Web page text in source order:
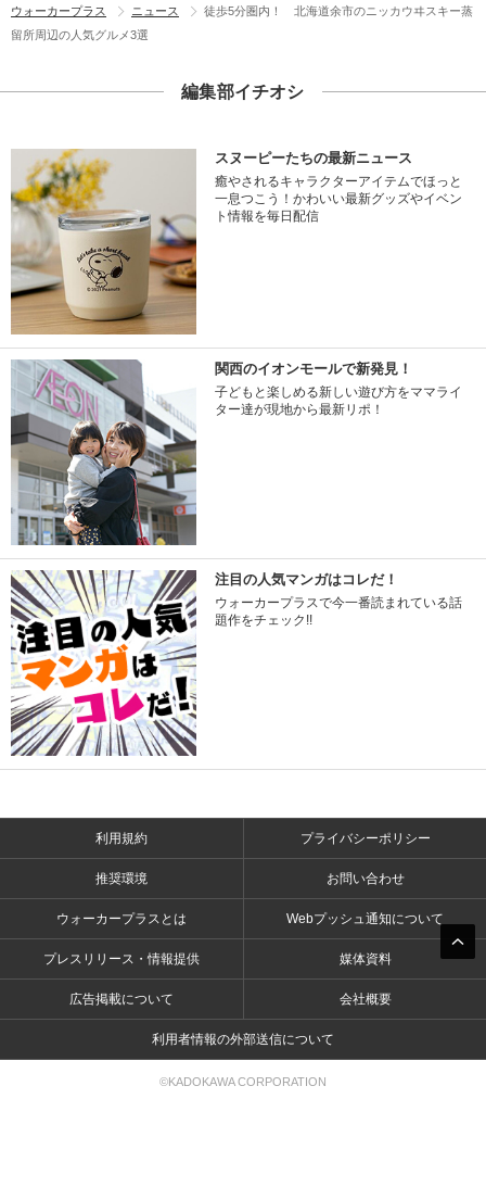
ウォーカープラス ニュース
徒歩5分圏内！ 北海道余市のニッカウヰスキー蒸
留所周辺の人気グルメ3選
編集部イチオシ
スヌーピーたちの最新ニュース
癒やされるキャラクターアイテムでほっと
一息つこう！かわいい最新グッズやイベン
ト情報を毎日配信
関西のイオンモールで新発見！
子どもと楽しめる新しい遊び方をママライ
ター達が現地から最新リポ！
注目の人気マンガはコレだ！
ウォーカープラスで今一番読まれている話
題作をチェック!!
利用規約 プライバシーポリシー
推奨環境 お問い合わせ
ウォーカープラスとは Webプッシュ通知について
プレスリリース・情報提供 媒体資料
広告掲載について 会社概要
利用者情報の外部送信について
©KADOKAWA CORPORATION